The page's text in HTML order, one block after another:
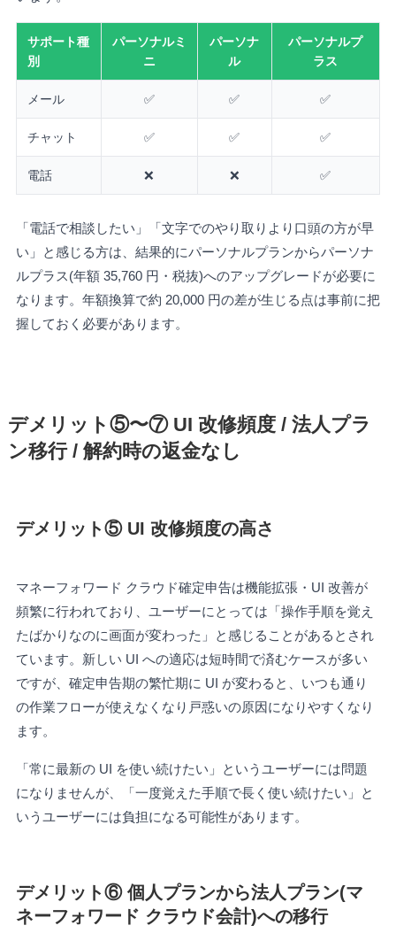
サポート種
別
パーソナルミ
ニ
パーソナ
ル
パーソナルプ
ラス
メール ✅ ✅ ✅
チャット ✅ ✅ ✅
電話 ❌ ❌ ✅
「電話で相談したい」「文字でのやり取りより口頭の方が早
い」と感じる方は、結果的にパーソナルプランからパーソナ
ルプラス(年額 35,760 円・税抜)へのアップグレードが必要に
なります。年額換算で約 20,000 円の差が生じる点は事前に把
握しておく必要があります。
デメリット⑤〜⑦ UI 改修頻度 / 法人プラ
ン移行 / 解約時の返金なし
デメリット⑤ UI 改修頻度の高さ
マネーフォワード クラウド確定申告は機能拡張・UI 改善が
頻繁に行われており、ユーザーにとっては「操作手順を覚え
たばかりなのに画面が変わった」と感じることがあるとされ
ています。新しい UI への適応は短時間で済むケースが多い
ですが、確定申告期の繁忙期に UI が変わると、いつも通り
の作業フローが使えなくなり戸惑いの原因になりやすくなり
ます。
「常に最新の UI を使い続けたい」というユーザーには問題
になりませんが、「一度覚えた手順で長く使い続けたい」と
いうユーザーには負担になる可能性があります。
デメリット⑥ 個人プランから法人プラン(マ
ネーフォワード クラウド会計)への移行